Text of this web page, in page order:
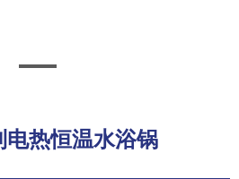
电热恒温水浴锅